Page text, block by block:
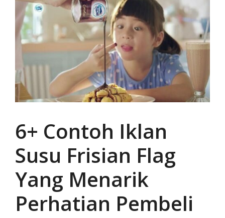
6+ Contoh Iklan
Susu Frisian Flag
Yang Menarik
Perhatian Pembeli